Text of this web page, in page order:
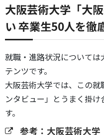
大阪芸術大学「大
い 卒業生50人を徹
就職・進路状況について
テンツです。
大阪芸術大学では、この
ンタビュー」とうまく掛
す。
参考：大阪芸術大学